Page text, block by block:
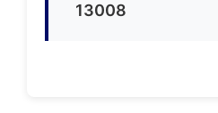
13008